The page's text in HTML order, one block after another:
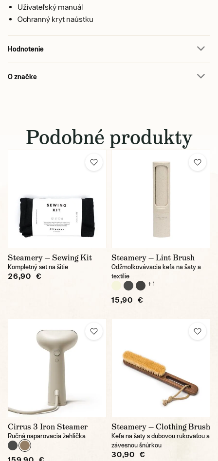
Užívateľský manuál
Ochranný kryt naústku
Hodnotenie
O značke
Podobné produkty
Steamery — Sewing Kit
Kompletný set na šitie
26,90 €
Steamery — Lint Brush
Odžmolkovávacia kefa na šaty a
textílie
+ 1
15,90 €
Cirrus 3 Iron Steamer
Ručná naparovacia žehlička
Steamery — Clothing Brush
Kefa na šaty s dubovou rukoväťou a
závesnou šnúrkou
30,90 €